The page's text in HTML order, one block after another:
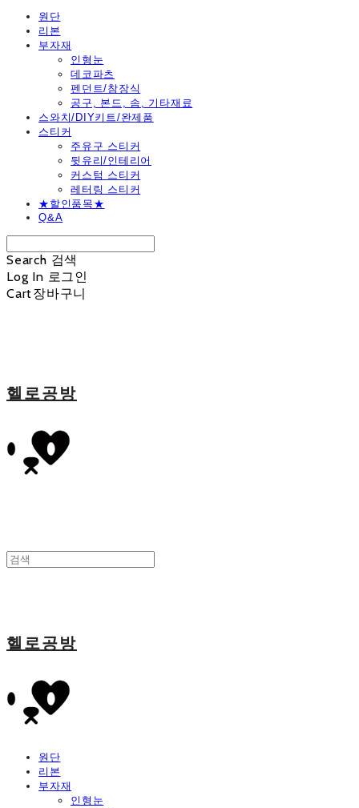
원단
리본
부자재
인형눈
데코파츠
펜던트/참장식
공구, 본드, 솜, 기타재료
스와치/DIY키트/완제품
스티커
주유구 스티커
뒷유리/인테리어
커스텀 스티커
레터링 스티커
★할인품목★
Q&A
Search 검색
Log In 로그인
Cart장바구니
헬로공방
헬로공방
원단
리본
부자재
인형눈